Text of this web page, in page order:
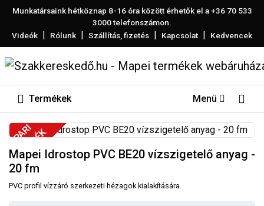
Munkatársaink hétköznap 8-16 óra között érhetők el a+36 70 533
3000telefonszámon.
Videók | Rólunk | Szállítás, fizetés | Kapcsolat | Kedvencek
Termékek Menü
IPARI
TERMÉK
Mapei Idrostop PVC BE20 vízszigetelő anyag -
20 fm
PVC profil vízzáró szerkezeti hézagok kialakítására.